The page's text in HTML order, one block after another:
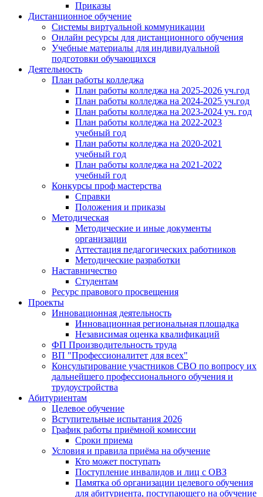
Приказы
Дистанционное обучение
Системы виртуальной коммуникации
Онлайн ресурсы для дистанционного обучения
Учебные материалы для индивидуальной
подготовки обучающихся
Деятельность
План работы колледжа
План работы колледжа на 2025-2026 уч.год
План работы колледжа на 2024-2025 уч.год
План работы колледжа на 2023-2024 уч. год
План работы колледжа на 2022-2023
учебный год
План работы колледжа на 2020-2021
учебный год
План работы колледжа на 2021-2022
учебный год
Конкурсы проф мастерства
Справки
Положения и приказы
Методическая
Методические и иные документы
организации
Аттестация педагогических работников
Методические разработки
Наставничество
Студентам
Ресурс правового просвещения
Проекты
Инновационная деятельность
Инновационная региональная площадка
Независимая оценка квалификаций
ФП Производительность труда
ВП "Профессионалитет для всех"
Консультирование участников СВО по вопросу их
дальнейшего профессионального обучения и
трудоустройства
Абитуриентам
Целевое обучение
Вступительные испытания 2026
График работы приёмной комиссии
Сроки приема
Условия и правила приёма на обучение
Кто может поступать
Поступление инвалидов и лиц с ОВЗ
Памятка об организации целевого обучения
для абитуриента, поступающего на обучение